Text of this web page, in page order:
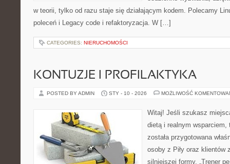
w teorii, tylko od razu staje się działającym kodem. Polecamy
poleceń i Legacy code i refaktoryzacja. W […]
CATEGORIES: NIERUCHOMOŚCI
KONTUZJE I PROFILAKTYKA
POSTED BY ADMIN STY - 10 - 2026 MOŻLIWOŚĆ
Witaj! Jeśli szukasz
dietą i realnym wsparciem,
została przygotowana
osoby z Piły oraz klientów
silniejszej formy. „Trener